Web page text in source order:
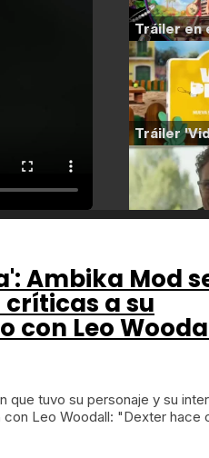
Ambika Mod
a su
con Leo
que tuvo su personaje y su
Leo Woodall: "Dexter hace